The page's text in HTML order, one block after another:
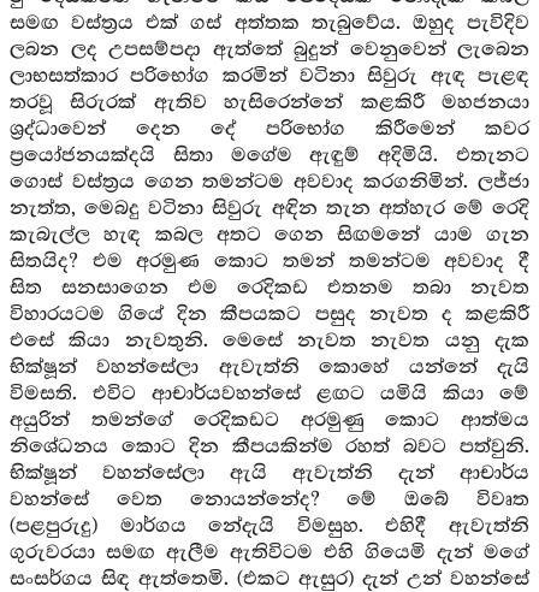
සමඟ වස්ත්‍රය එක් ගස් අත්තක තැබුවේය. ඔහුද පැවිදිව
ලබන ලද උපසම්පදා ඇත්තේ බුදුන් වෙනුවෙන් ලැබෙන
ලාභසත්කාර පරිභෝග කරමින් වටිනා සිවුරු ඇඳ පැළඳ
තරවූ සිරුරක් ඇතිව හැසිරෙන්නේ කළකිරී මහජනයා
ශ්‍රද්ධාවෙන් දෙන දේ පරිභෝග කිරීමෙන් කවර
ප්‍රයෝජනයක්දයි සිතා මගේම ඇඳුම් අදිමියි. එතැනට
ගොස් වස්ත්‍රය ගෙන තමන්ටම අවවාද කරගනිමින්. ලජ්ජා
නැත්ත, මෙබදු වටිනා සිවුරු අඳින තැන අත්හැර මේ රෙදි
කැබැල්ල හැඳ කබල අතට ගෙන සිඟමනේ යාම ගැන
සිතයිද? එම අරමුණ කොට තමන් තමන්ටම අවවාද දී
සිත සනසාගෙන එම රෙදිකඩ එතනම තබා නැවත
විහාරයටම ගියේ දින කීපයකට පසුද නැවත ද කළකිරී
එසේ කියා නැවතුනි. මෙසේ නැවත නැවත යනු දැක
භික්ෂූන් වහන්සේලා ඇවැත්නි කොහේ යන්නේ දැයි
විමසති. එවිට ආචාර්යවහන්සේ ළඟට යමියි කියා මේ
අයුරින් තමන්ගේ රෙදිකඩට අරමුණු කොට ආත්මය
නිශේධනය කොට දින කීපයකින්ම රහත් බවට පත්වුනි.
භික්ෂූන් වහන්සේලා ඇයි ඇවැත්නි දැන් ආචාර්ය
වහන්සේ වෙත නොයන්නේද? මේ ඔබේ විවෘත
(පළපුරුදු) මාර්ගය නේදැයි විමසුහ. එහිදී ඇවැත්නි
ගුරුවරයා සමඟ ඇලීම ඇතිවිටම එහි ගියෙමි දැන් මගේ
සංසර්ගය සිඳ ඇත්තෙමි. (එකට ඇසුර) දැන් උන් වහන්සේ